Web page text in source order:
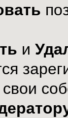
и
свои